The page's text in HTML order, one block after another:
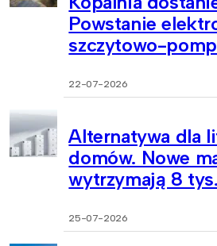
Powstanie
szczytowo-
22-07-2026
Alternatywa dla
domów. Nowe
wytrzymają 8
25-07-2026